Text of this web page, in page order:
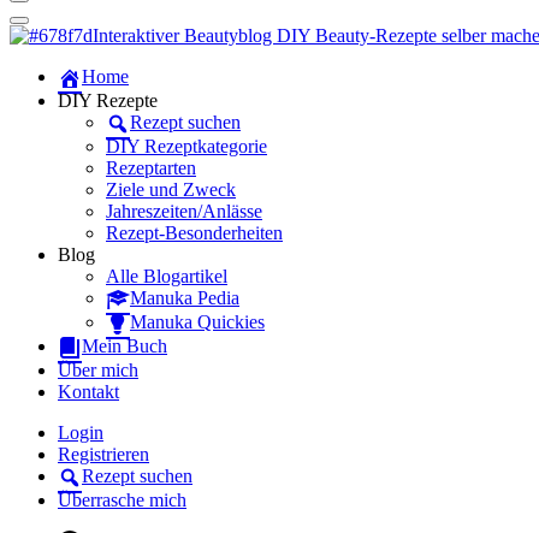
Manuka Magic – Natürlich schön:
Manuka Magic – Natürlich schön:
Dein persönlicher interaktiver DIY Beautyblog
Home
DIY Rezepte
Rezept suchen
DIY Rezeptkategorie
Rezeptarten
Ziele und Zweck
Jahreszeiten/Anlässe
Rezept-Besonderheiten
Blog
Alle Blogartikel
Manuka Pedia
Manuka Quickies
Mein Buch
Über mich
Kontakt
Login
Registrieren
Rezept suchen
Überrasche mich